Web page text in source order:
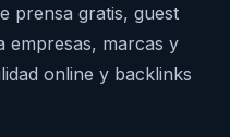
prensa gratis, guest
empresas, marcas y
online y backlinks